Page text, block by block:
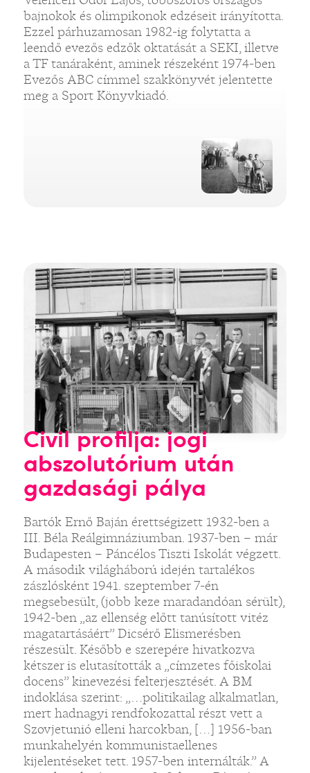
bajnokok és olimpikonok edzéseit irányította.
Ezzel párhuzamosan 1982-ig folytatta a
leendő evezős edzők oktatását a SEKI, illetve
a TF tanáraként, aminek részeként 1974-ben
Evezős ABC címmel szakkönyvét jelentette
meg a Sport Könyvkiadó.
Civil profilja: jogi
abszolutórium után
gazdasági pálya
Bartók Ernő Baján érettségizett 1932-ben a
III. Béla Reálgimnáziumban. 1937-ben – már
Budapesten – Páncélos Tiszti Iskolát végzett.
A második világháború idején tartalékos
zászlósként 1941. szeptember 7-én
megsebesült, (jobb keze maradandóan sérült),
1942-ben „az ellenség előtt tanúsított vitéz
magatartásáért” Dicsérő Elismerésben
részesült. Később e szerepére hivatkozva
kétszer is elutasították a „címzetes főiskolai
docens” kinevezési felterjesztését. A BM
indoklása szerint: „…politikailag alkalmatlan,
mert hadnagyi rendfokozattal részt vett a
Szovjetunió elleni harcokban, […] 1956-ban
munkahelyén kommunistaellenes
kijelentéseket tett. 1957-ben internálták.” A